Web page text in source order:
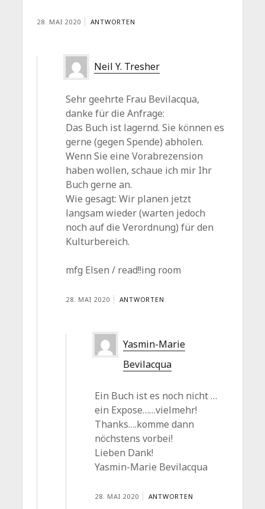
28. MAI 2020 ANTWORTEN
Neil Y. Tresher
Sehr geehrte Frau Bevilacqua,
danke für die Anfrage:
Das Buch ist lagernd. Sie können es
gerne (gegen Spende) abholen.
Wenn Sie eine Vorabrezension
haben wollen, schaue ich mir Ihr
Buch gerne an.
Wie gesagt: Wir planen jetzt
langsam wieder (warten jedoch
noch auf die Verordnung) für den
Kulturbereich.
mfg Elsen / read!!ing room
28. MAI 2020 ANTWORTEN
Yasmin-Marie
Bevilacqua
Ein Buch ist es noch nicht …
ein Expose……vielmehr!
Thanks….komme dann
nöchstens vorbei!
Lieben Dank!
Yasmin-Marie Bevilacqua
28. MAI 2020 ANTWORTEN